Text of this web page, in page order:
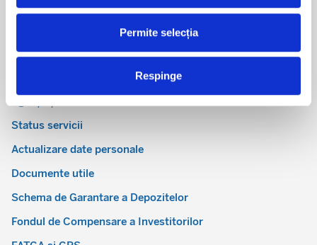
Permite selecția
Respinge
Apariții în presă
Linkuri utile
Status servicii
Actualizare date personale
Documente utile
Schema de Garantare a Depozitelor
Fondul de Compensare a Investitorilor